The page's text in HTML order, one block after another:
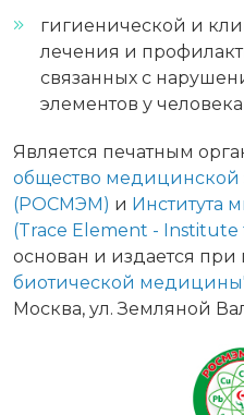
гигиенической и
лечения и
связанных с
элементов у
Является печатным
общество медицинской
(РОСМЭМ) и Института
(Trace Element - Institute
основан и издается
биотической
Москва, ул. Земляной